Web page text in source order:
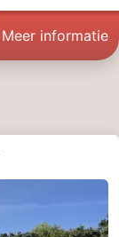
Meer informatie